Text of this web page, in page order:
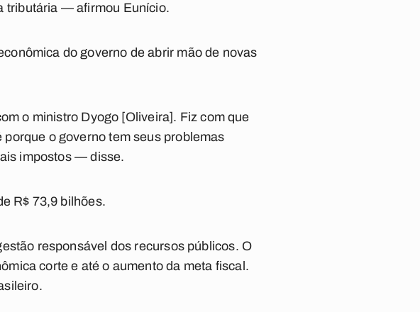
tributária — afirmou Eunício.
do governo de abrir mão de novas
o ministro Dyogo [Oliveira]. Fiz com que
o governo tem seus problemas
impostos — disse.
R$ 73,9 bilhões.
responsável dos recursos públicos. O
corte e até o aumento da meta fiscal.